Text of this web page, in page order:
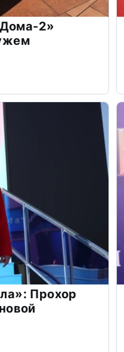
2»
Прохор